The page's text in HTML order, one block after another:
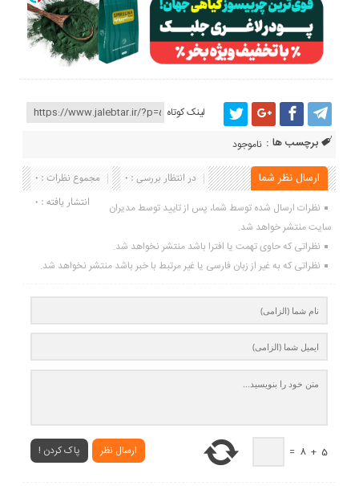
لینک کوتاه
برچسب ها : ناموجود
ارسال نظر شما مجموع نظرات : 0
در انتظار بررسی : 0
انتشار یافته : 0
نظرات ارسال شده توسط شما، پس از تایید توسط مدیران
سایت منتشر خواهد شد.
نظراتی که حاوی تهمت یا افترا باشد منتشر نخواهد شد.
نظراتی که به غیر از زبان فارسی یا غیر مرتبط با خبر باشد منتشر نخواهد شد.
ارسال نظر پاک کردن ! 5
+
8
=